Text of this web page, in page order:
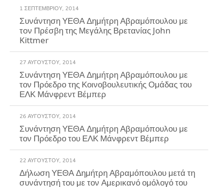
1 ΣΕΠΤΕΜΒΡΊΟΥ, 2014
Συνάντηση ΥΕΘΑ Δημήτρη Αβραμόπουλου με
τoν Πρέσβη της Μεγάλης Βρετανίας John
Kittmer
27 ΑΥΓΟΎΣΤΟΥ, 2014
Συνάντηση ΥΕΘΑ Δημήτρη Αβραμόπουλου με
τον Πρόεδρο της Κοινοβουλευτικής Ομάδας του
ΕΛΚ Μάνφρεντ Βέμπερ
26 ΑΥΓΟΎΣΤΟΥ, 2014
Συνάντηση ΥΕΘΑ Δημήτρη Αβραμόπουλου με
τον Πρόεδρο του ΕΛΚ Μάνφρεντ Βέμπερ
22 ΑΥΓΟΎΣΤΟΥ, 2014
Δήλωση ΥΕΘΑ Δημήτρη Αβραμόπουλου μετά τη
συνάντησή του με τον Αμερικανό ομόλογό του